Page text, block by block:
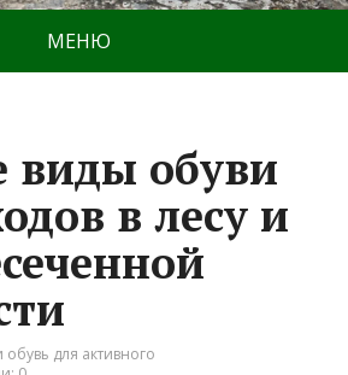
МЕНЮ
виды обуви
в лесу и
для активного